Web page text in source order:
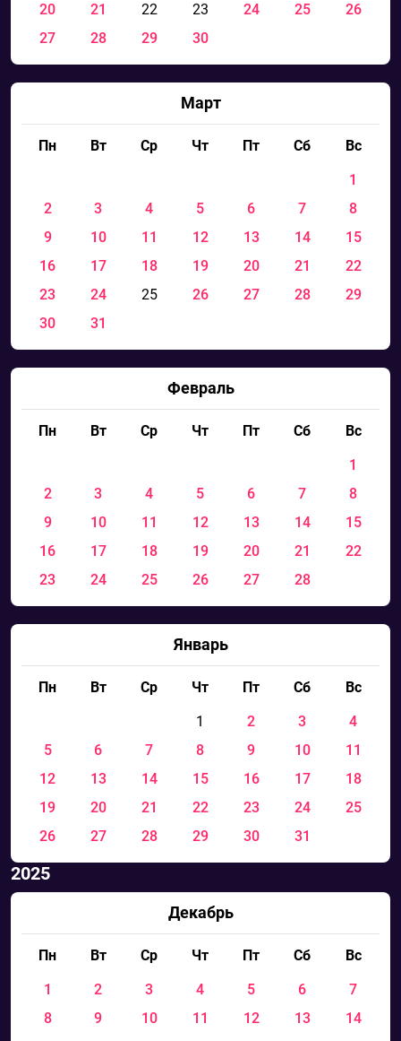
20
21 22 23 24 25
26
27
28 29 30
Март
Пн Вт Ср Чт Пт Сб
Вс
1
2
3 4 5 6 7
8
9
10 11 12 13 14
15
16
17 18 19 20 21
22
23
24 25 26 27 28
29
30
31
Февраль
Пн Вт Ср Чт Пт Сб
Вс
1
2
3 4 5 6 7
8
9
10 11 12 13 14
15
16
17 18 19 20 21
22
23
24 25 26 27 28
Январь
Пн Вт Ср Чт Пт Сб
Вс
1
2 3
4
5
6 7 8 9 10
11
12
13 14 15 16 17
18
19
20 21 22 23 24
25
26
27 28 29 30 31
2025
Декабрь
Пн Вт Ср Чт Пт Сб
Вс
1
2 3 4 5 6
7
8
9 10 11 12 13
14